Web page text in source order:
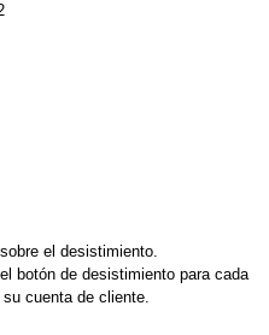
el desistimiento.
botón de desistimiento para cada
cuenta de cliente.